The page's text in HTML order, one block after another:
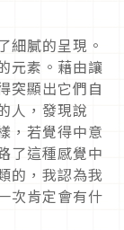
細膩的呈現。
元素。藉由讓
突顯出它們自
人，發現說
，若覺得中意
了這種感覺中
的，我認為我
次肯定會有什